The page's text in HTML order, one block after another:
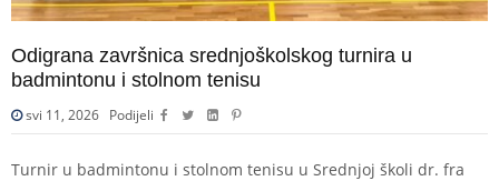
Odigrana završnica srednjoškolskog turnira u
badmintonu i stolnom tenisu
svi 11, 2026 Podijeli
Turnir u badmintonu i stolnom tenisu u Srednjoj školi dr. fra